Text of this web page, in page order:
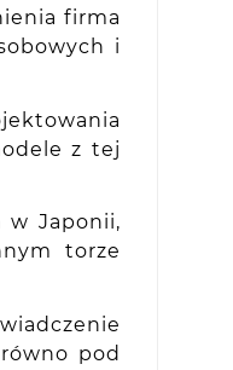
firma
i
z tej
w Japonii,
torze
pod